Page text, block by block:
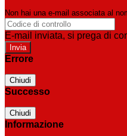
Non hai una e-mail associata al
E-mail inviata, si prega di
Errore
Chiudi
Successo
Chiudi
Informazione